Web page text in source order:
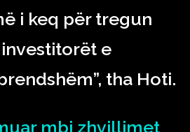
i keq për tregun
e
tha Hoti.
mbi zhvillimet